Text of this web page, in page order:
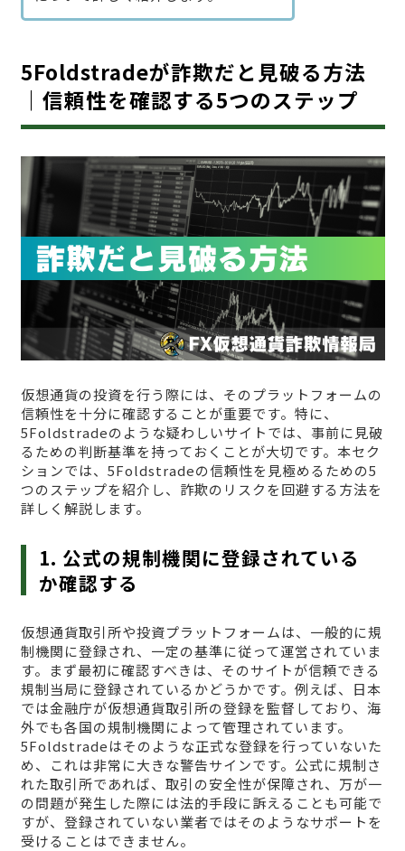
5Foldstradeが詐欺だと見破る方法
｜信頼性を確認する5つのステップ
仮想通貨の投資を行う際には、そのプラットフォームの
信頼性を十分に確認することが重要です。特に、
5Foldstradeのような疑わしいサイトでは、事前に見破
るための判断基準を持っておくことが大切です。本セク
ションでは、5Foldstradeの信頼性を見極めるための5
つのステップを紹介し、詐欺のリスクを回避する方法を
詳しく解説します。
1. 公式の規制機関に登録されている
か確認する
仮想通貨取引所や投資プラットフォームは、一般的に規
制機関に登録され、一定の基準に従って運営されていま
す。まず最初に確認すべきは、そのサイトが信頼できる
規制当局に登録されているかどうかです。例えば、日本
では金融庁が仮想通貨取引所の登録を監督しており、海
外でも各国の規制機関によって管理されています。
5Foldstradeはそのような正式な登録を行っていないた
め、これは非常に大きな警告サインです。公式に規制さ
れた取引所であれば、取引の安全性が保障され、万が一
の問題が発生した際には法的手段に訴えることも可能で
すが、登録されていない業者ではそのようなサポートを
受けることはできません。